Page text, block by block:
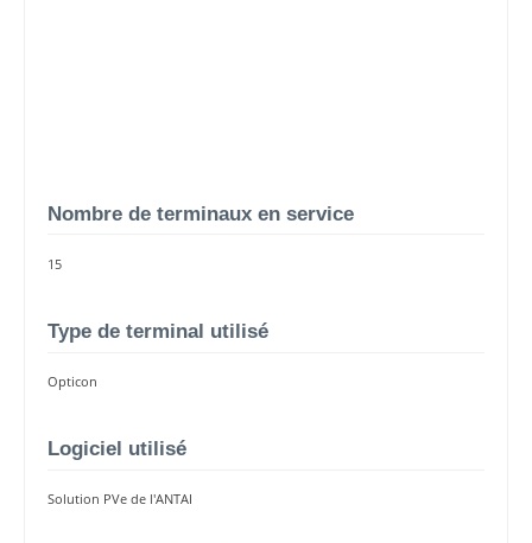
Nombre de terminaux en service
15
Type de terminal utilisé
Opticon
Logiciel utilisé
Solution PVe de l'ANTAI